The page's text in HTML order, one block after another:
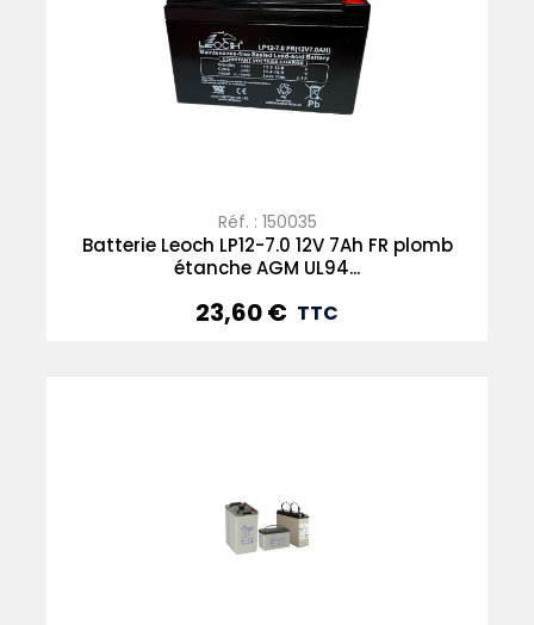
Réf. : 150035
Batterie Leoch LP12-7.0 12V 7Ah FR plomb
étanche AGM UL94...
Prix
23,60 € TTC